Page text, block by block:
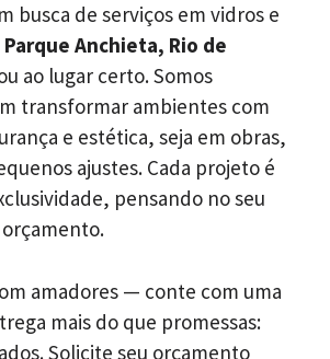
busca de serviços em vidros e
Parque Anchieta, Rio de
ao lugar certo. Somos
transformar ambientes com
e estética, seja em obras,
ajustes. Cada projeto é
pensando no seu
amadores — conte com uma
mais do que promessas:
Solicite seu orçamento